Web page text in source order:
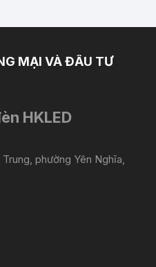
MẠI VÀ ĐẦU TƯ
HKLED
phường Yên Nghĩa,